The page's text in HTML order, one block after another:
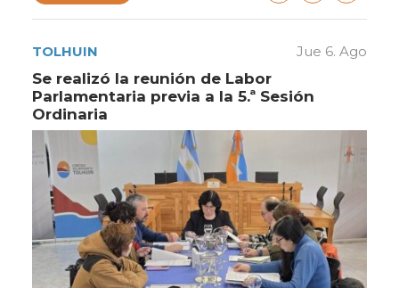
TOLHUIN Jue 6. Ago
Se realizó la reunión de Labor
Parlamentaria previa a la 5.ª Sesión
Ordinaria